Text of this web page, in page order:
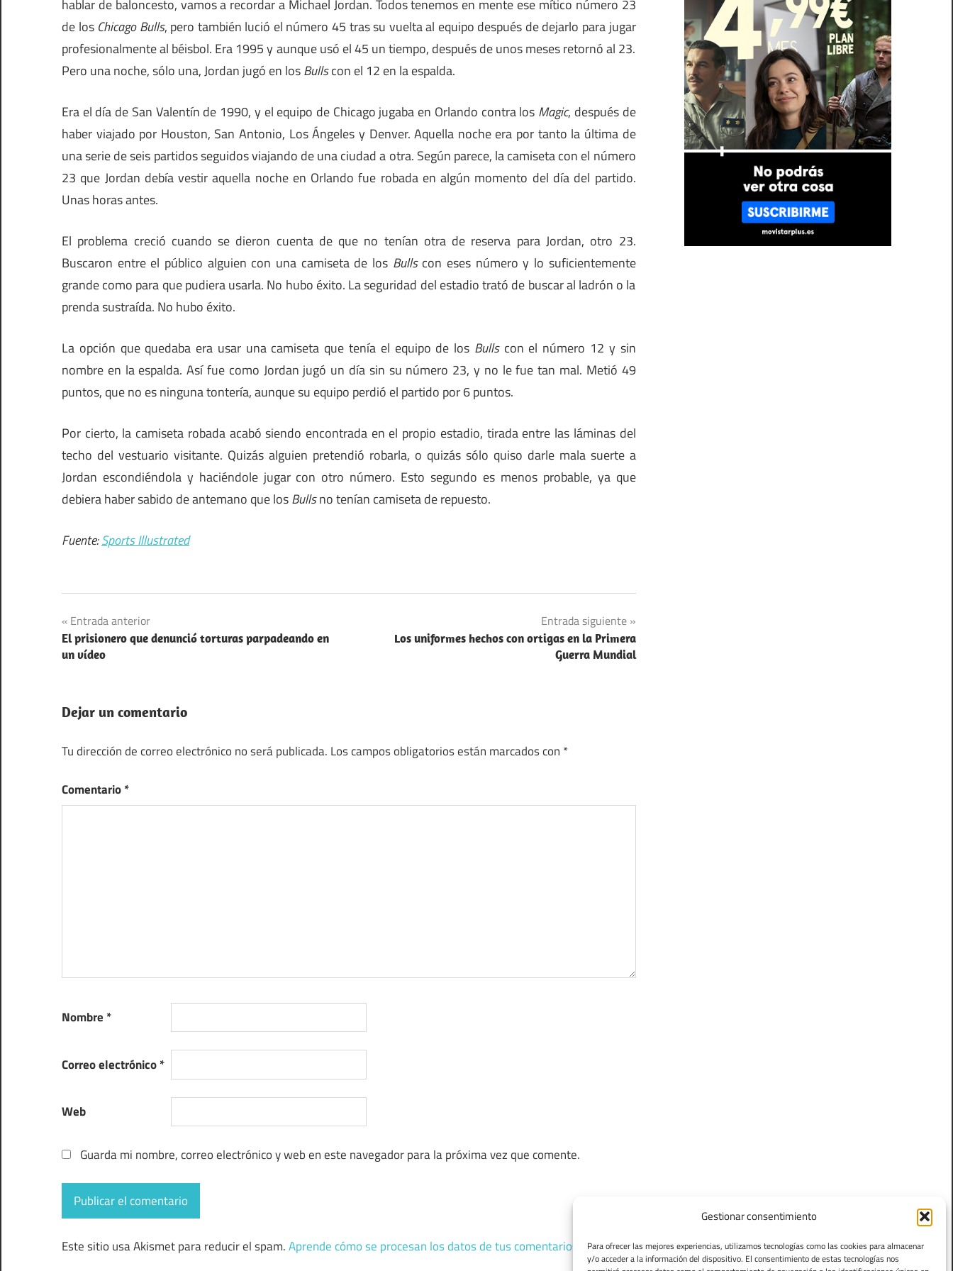
Gestionar consentimiento
Para ofrecer las mejores experiencias, utilizamos tecnologías como las cookies para almacenar
y/o acceder a la información del dispositivo. El consentimiento de estas tecnologías nos
hablar de baloncesto, vamos a recordar a Michael Jordan. Todos tenemos en mente ese mítico número 23
de los Chicago Bulls, pero también lució el número 45 tras su vuelta al equipo después de dejarlo para jugar
profesionalmente al béisbol. Era 1995 y aunque usó el 45 un tiempo, después de unos meses retornó al 23.
Pero una noche, sólo una, Jordan jugó en losBullscon el 12 en la espalda.
Era el día de San Valentín de 1990, y el equipo de Chicago jugaba en Orlando contra los Magic, después de
haber viajado por Houston, San Antonio, Los Ángeles y Denver. Aquella noche era por tanto la última de
una serie de seis partidos seguidos viajando de una ciudad a otra. Según parece, la camiseta con el número
23 que Jordan debía vestir aquella noche en Orlando fue robada en algún momento del día del partido.
Unas horas antes.
El problema creció cuando se dieron cuenta de que no tenían otra de reserva para Jordan, otro 23.
Buscaron entre el público alguien con una camiseta de los Bullscon eses número y lo suficientemente
grande como para que pudiera usarla. No hubo éxito. La seguridad del estadio trató de buscar al ladrón o la
prenda sustraída. No hubo éxito.
La opción que quedaba era usar una camiseta que tenía el equipo de los Bullscon el número 12 y sin
nombre en la espalda. Así fue como Jordan jugó un día sin su número 23, y no le fue tan mal. Metió 49
puntos, que no es ninguna tontería, aunque su equipo perdió el partido por 6 puntos.
Por cierto, la camiseta robada acabó siendo encontrada en el propio estadio, tirada entre las láminas del
techo del vestuario visitante. Quizás alguien pretendió robarla, o quizás sólo quiso darle mala suerte a
Jordan escondiéndola y haciéndole jugar con otro número. Esto segundo es menos probable, ya que
debiera haber sabido de antemano que losBullsno tenían camiseta de repuesto.
Fuente:Sports Illustrated
Navegación
de
Entrada anterior
El prisionero que denunció torturas parpadeando en
un vídeo
Entrada siguiente
Los uniformes hechos con ortigas en la Primera
Guerra Mundial
Dejar un comentario
Tu dirección de correo electrónico no será publicada. Los campos obligatorios están marcados con *
Comentario*
Nombre *
Correo electrónico*
Web
Guarda mi nombre, correo electrónico y web en este navegador para la próxima vez que comente.
Este sitio usa Akismet para reducir el spam.Aprende cómo se procesan los datos de tus comentarios.